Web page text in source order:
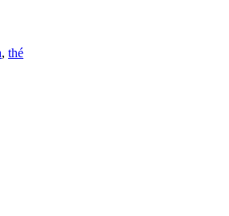
, thé